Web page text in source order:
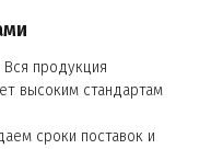
Вся продукция
высоким стандартам
сроки поставок и